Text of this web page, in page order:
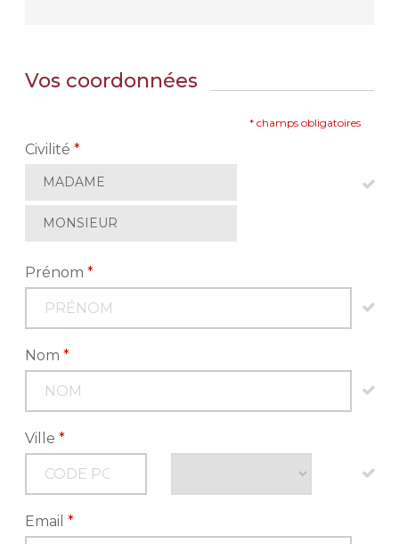
Vos coordonnées
* champs obligatoires
Civilité*
MADAME
MONSIEUR
Prénom*
Nom*
Ville*
Email*